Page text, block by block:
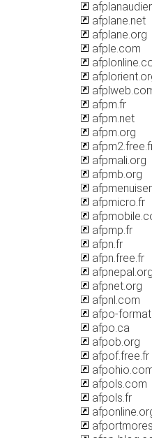
afplane.net
afplane.org
afple.com
afpm.fr
afpm.net
afpm.org
afpmali.org
afpmb.org
afpmicro.fr
afpmp.fr
afpn.fr
afpn.free.fr
afpnepal.org
afpnet.org
afpnl.com
afpo-
afpo.ca
afpob.org
afpof.free.fr
afpols.com
afpols.fr